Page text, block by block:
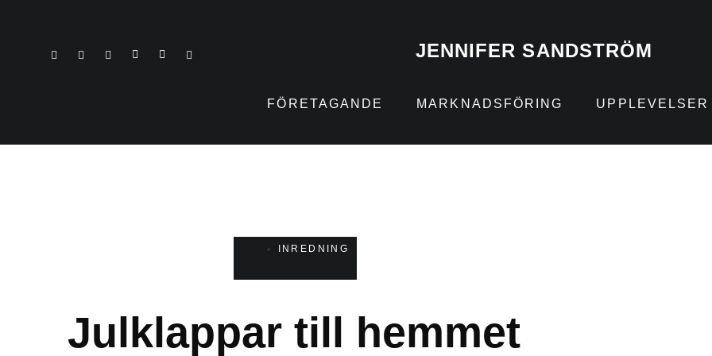
JENNIFER SANDSTRÖM
FÖRETAGANDE MARKNADSFÖRING UPPLEVELSER
INREDNING
Julklappar till hemmet